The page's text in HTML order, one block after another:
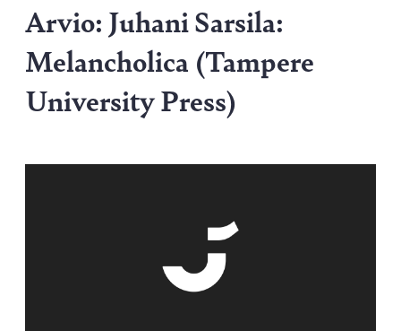
Arvio: Juhani Sarsila:
Melancholica (Tampere
University Press)